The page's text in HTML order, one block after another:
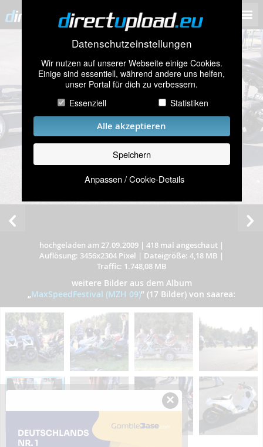
Datenschutzeinstellungen
Wir nutzen auf unserer Webseite einige Cookies.
Einige sind essentiell, während andere uns helfen,
unser Portal für dich zu verbessern.
Essenziell
Statistiken
Alle akzeptieren
Speichern
Anpassen / Cookie-Details
hochgeladen am 27.09.2009 | 418 mal angeschaut |
Auflösung: 3456x2304 Pixel | Dateigröße: 4,18 MB |
Traffic: 1.748,08 MB
weitere Bilder aus dem Album
„MaxSpeedFestival (MZH 09)” (17 Bilder) von saarea:
×